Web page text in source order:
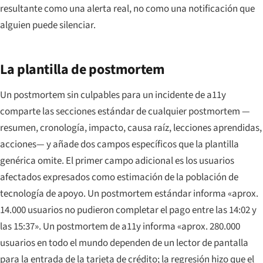
resultante como una alerta real, no como una notificación que
alguien puede silenciar.
La plantilla de postmortem
Un postmortem sin culpables para un incidente de a11y
comparte las secciones estándar de cualquier postmortem —
resumen, cronología, impacto, causa raíz, lecciones aprendidas,
acciones— y añade dos campos específicos que la plantilla
genérica omite. El primer campo adicional es los usuarios
afectados expresados como estimación de la población de
tecnología de apoyo. Un postmortem estándar informa «aprox.
14.000 usuarios no pudieron completar el pago entre las 14:02 y
las 15:37». Un postmortem de a11y informa «aprox. 280.000
usuarios en todo el mundo dependen de un lector de pantalla
para la entrada de la tarjeta de crédito; la regresión hizo que el